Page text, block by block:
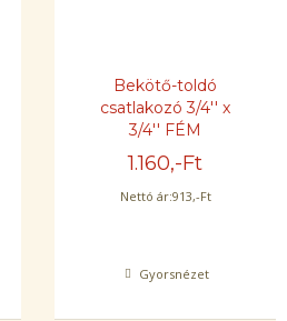
Bekötő-toldó
csatlakozó 3/4'' x
3/4'' FÉM
1.160,-Ft
Nettó ár:913,-Ft
Gyorsnézet